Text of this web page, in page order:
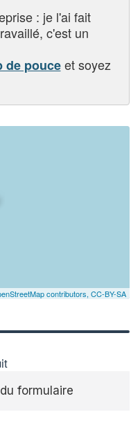
: je l'ai fait
c'est un
de pouceet soyez
contributors, CC-BY-SA
formulaire